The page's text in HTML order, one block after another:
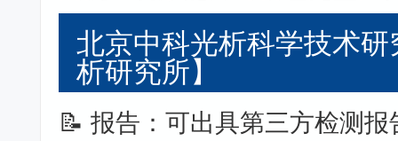
北京中科光析科学技术
析研究所】
📝 报告：可出具第三方检测